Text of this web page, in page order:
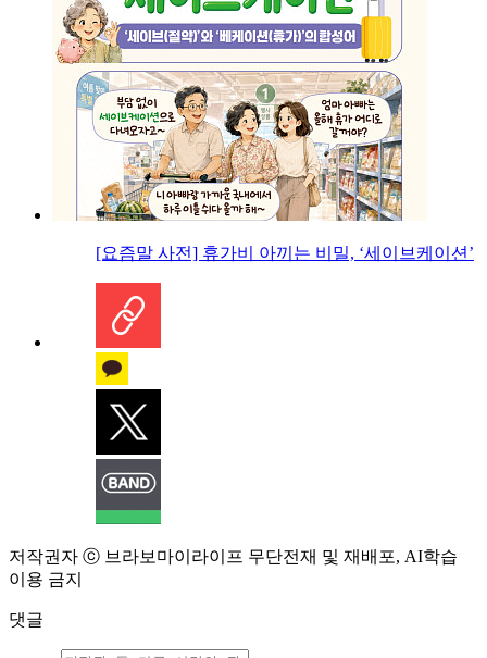
[요즘말 사전] 휴가비 아끼는 비밀, ‘세이브케이션’
저작권자 ⓒ 브라보마이라이프 무단전재 및 재배포, AI학습
이용 금지
댓글